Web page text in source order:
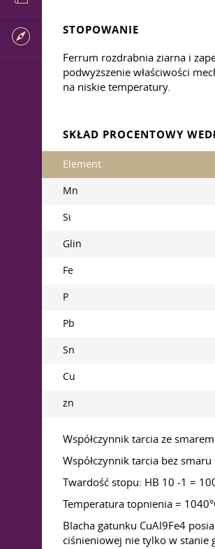
STOPOWANIE
Ferrum rozdrabnia ziarna i
podwyższenie właściwości
na niskie temperatury.
SKŁAD PROCENTOWY
Element
Mn
Si
Glin
Fe
P
Pb
Sn
Cu
zn
Współczynnik tarcia ze
Współczynnik tarcia bez smaru
Twardość stopu: HB 10 -1 =
Temperatura topnienia =
Blacha gatunku CuAl9Fe4
ciśnieniowej nie tylko w stanie